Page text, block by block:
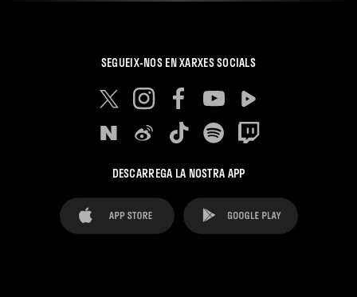
SEGUEIX-NOS EN XARXES SOCIALS
DESCARREGA LA NOSTRA APP